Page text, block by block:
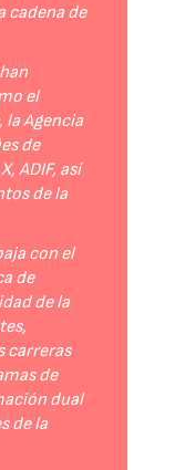
cadena de
el
Agencia
de
ADIF, así
de la
con el
de
de la
carreras
de
dual
de la